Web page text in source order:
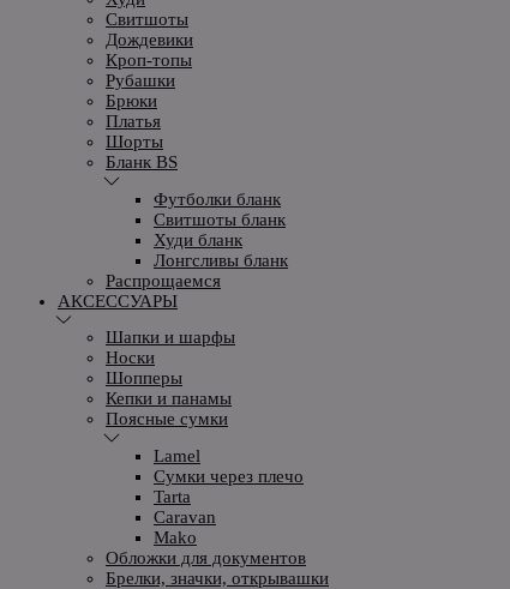
Свитшоты
Дождевики
Кроп-топы
Рубашки
Брюки
Платья
Шорты
Бланк BS
Футболки бланк
Свитшоты бланк
Худи бланк
Лонгсливы бланк
Распрощаемся
АКСЕССУАРЫ
Шапки и шарфы
Носки
Шопперы
Кепки и панамы
Поясные сумки
Lamel
Сумки через плечо
Tarta
Caravan
Mako
Обложки для документов
Брелки, значки, открывашки